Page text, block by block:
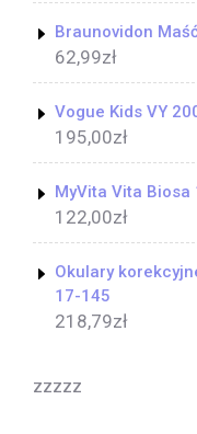
Braunovidon
62,99zł
Vogue Kids VY
195,00zł
MyVita Vita Biosa
122,00zł
Okulary
17-145
218,79zł
zzzzz